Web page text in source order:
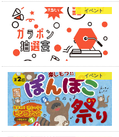
イベント
イベント